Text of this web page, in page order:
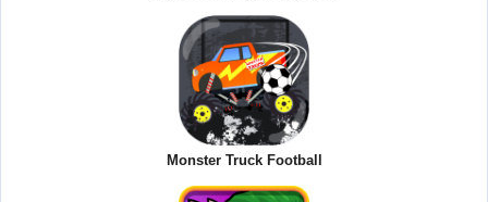
Monster Truck Football